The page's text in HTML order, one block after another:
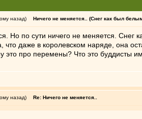
назад) Ничего не меняется.. (Снег как был
Но по сути ничего не меняется.
даже в королевском наряде, она
это про перемены? Что это буддисты
назад) Re: Ничего не меняется..